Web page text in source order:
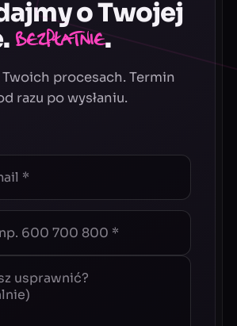
o Twojej
Bezpłatnie.
procesach. Termin
razu po wysłaniu.